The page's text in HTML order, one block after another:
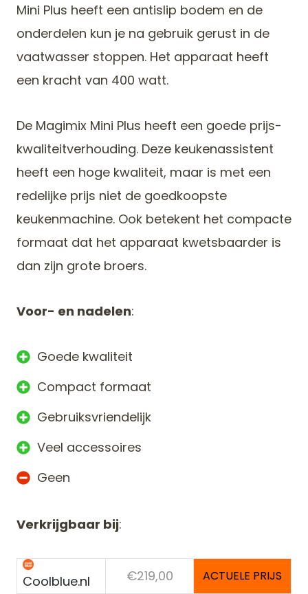
Mini Plus heeft een antislip bodem en de
onderdelen kun je na gebruik gerust in de
vaatwasser stoppen. Het apparaat heeft
een kracht van 400 watt.
De Magimix Mini Plus heeft een goede prijs-
kwaliteitverhouding. Deze keukenassistent
heeft een hoge kwaliteit, maar is met een
redelijke prijs niet de goedkoopste
keukenmachine. Ook betekent het compacte
formaat dat het apparaat kwetsbaarder is
dan zijn grote broers.
Voor- en nadelen:
Goede kwaliteit
Compact formaat
Gebruiksvriendelijk
Veel accessoires
Geen
Verkrijgbaar bij:
Coolblue.nl €219,00 ACTUELE PRIJS